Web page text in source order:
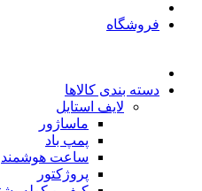
فروشگاه
دسته بندی کالاها
لایف استایل
ماساژور
پمپ باد
ساعت هوشمند
پروژکتور